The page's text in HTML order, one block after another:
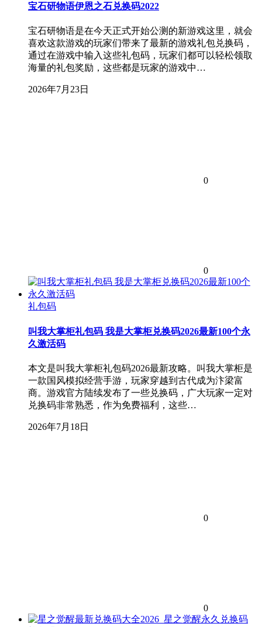
宝石研物语伊恩之石兑换码2022
宝石研物语是在今天正式开始公测的新游戏这里，就会
喜欢这款游戏的玩家们带来了最新的游戏礼包兑换码，
通过在游戏中输入这些礼包码，玩家们都可以轻松领取
海量的礼包奖励，这些都是玩家的游戏中…
2026年7月23日
0
0
礼包码
叫我大掌柜礼包码 我是大掌柜兑换码2026最新100个永
久激活码
本文是叫我大掌柜礼包码2026最新攻略。叫我大掌柜是
一款国风模拟经营手游，玩家穿越到古代成为汴梁富
商。游戏官方陆续发布了一些兑换码，广大玩家一定对
兑换码非常熟悉，作为免费福利，这些…
2026年7月18日
0
0